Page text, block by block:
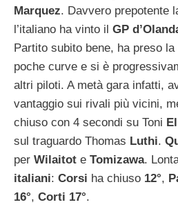
Marquez. Davvero prepotente
l’italiano ha vinto il GP
Partito subito bene, ha preso
poche curve e si è
altri piloti. A metà gara infatti,
vantaggio sui rivali più vicini,
chiuso con 4 secondi su Toni
sul traguardo Thomas Luthi.
per Wilaitot e Tomizawa.
italiani: Corsi ha chiuso 12°,
16°, Corti 17°.